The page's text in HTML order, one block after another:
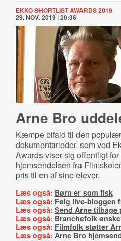
EKKO SHORTLIST AWARDS 2019
29. NOV. 2019 | 20:36
Arne Bro
Kæmpe bifald til den
dokumentarleder, som ved
Awards viser sig offentligt
hjemsendelsen fra
pris til en af sine elever.
Læs også: Børn er som fisk
Læs også: Følg live-bloggen
Læs også: Send Arne tilbage
Læs også: Branchefolk
Læs også: Filmfolk støtter
Læs også: Arne Bro